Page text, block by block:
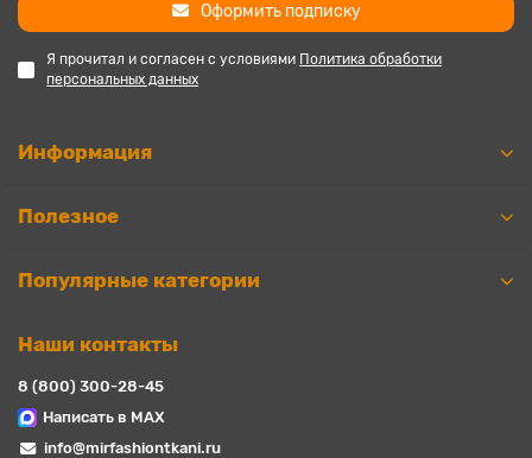
Оформить подписку
Я прочитал и согласен с условиями Политика обработки
персональных данных
Информация
Полезное
Популярные категории
Наши контакты
8 (800) 300-28-45
Написать в MAX
info@mirfashiontkani.ru